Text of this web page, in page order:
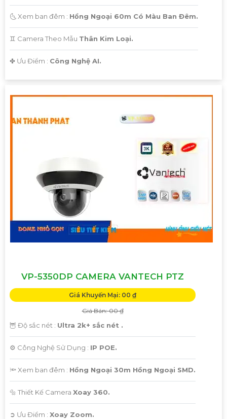
🌜 Xem ban đêm : Hồng Ngoại 60m Có Màu Ban Đêm.
♊ Camera Theo Mẫu Thân Kim Loại.
️✤ Ưu Điểm : Công Nghệ AI.
VP-5350DP CAMERA VANTECH PTZ
Giá Khuyến Mại: 00 ₫
Giá Bán: 00 ₫
🦉 Độ sắc nét : Ultra 2k+ sắc nét .
⚙ Công Nghệ Sử Dụng : IP POE.
🔦 Xem ban đêm : Hồng Ngoại 30m Hồng Ngoại SMD.
🔩 Thiết Kế Camera Xoay 360.
️➲ Ưu Điểm : Xoay Zoom.